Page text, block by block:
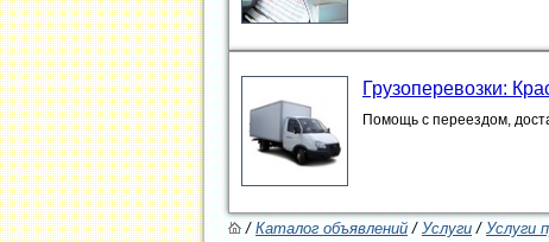
Грузоперевозки:
Помощь с переездом,
/Каталог объявлений/Услуги /Услуги